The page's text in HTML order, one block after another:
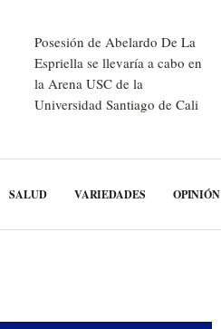
Posesión de Abelardo De La
Espriella se llevaría a cabo en
la Arena USC de la
Universidad Santiago de Cali
SALUD VARIEDADES OPINIÓN